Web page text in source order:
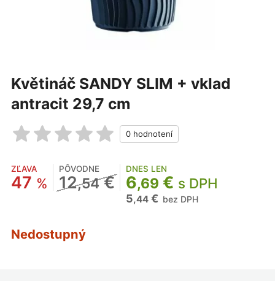
Květináč SANDY SLIM + vklad
antracit 29,7 cm
ZĽAVA
47 %
PÔVODNE
12,54€
DNES LEN
6,69 € s DPH
5,44€ bez DPH
Nedostupný